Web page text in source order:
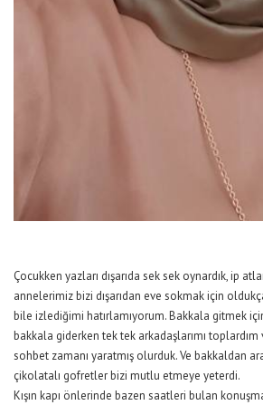
Çocukken yazları dışarıda sek sek oynardık, ip
annelerimiz bizi dışarıdan eve sokmak için
bile izlediğimi hatırlamıyorum. Bakkala gitmek
bakkala giderken tek tek arkadaşlarımı
sohbet zamanı yaratmış olurduk. Ve bakkaldan ara
çikolatalı gofretler bizi mutlu etmeye yeterdi.
Kışın kapı önlerinde bazen saatleri bulan